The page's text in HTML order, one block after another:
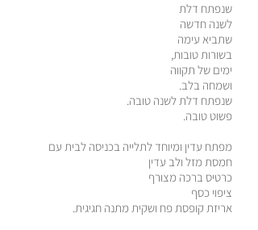
שנפתח דלת
לשנה חדשה
שתביא עימה
בשורות טובות,
ימים של תקווה
ושמחה בלב.
שנפתח דלת לשנה טובה.
פשוט טובה.
מפתח עדין ומיוחד לתלייה בכניסה לבית עם
חמסת מזל ולב עדין
כרטיס ברכה מצורף
ציפוי כסף
אריזת קופסת פח ושקית מתנה חגיגית.